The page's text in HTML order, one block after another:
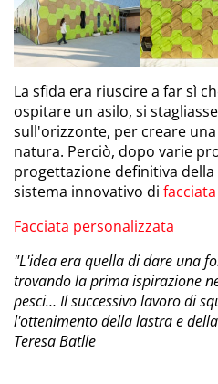
La sfida era riuscire a far sì
ospitare un asilo, si
sull'orizzonte, per creare
natura. Perciò, dopo varie
progettazione definitiva
sistema innovativo di
Facciata personalizzata
"L'idea era quella di dare una
trovando la prima ispirazione
pesci… Il successivo lavoro di
l'ottenimento della lastra e
Teresa Batlle